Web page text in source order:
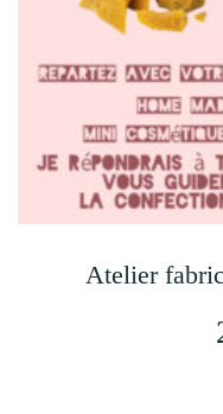
Atelier